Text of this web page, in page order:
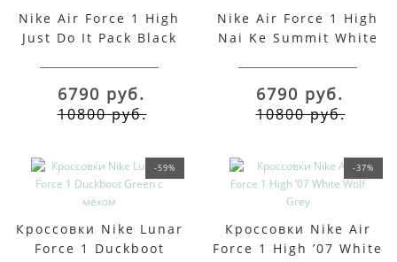
Nike Air Force 1 High
Just Do It Pack Black
6790 руб.
10800 руб.
Nike Air Force 1 High
Nai Ke Summit White
6790 руб.
10800 руб.
-59%
Кроссовки Nike Lunar
Force 1 Duckboot
-37%
Кроссовки Nike Air
Force 1 High ’07 White